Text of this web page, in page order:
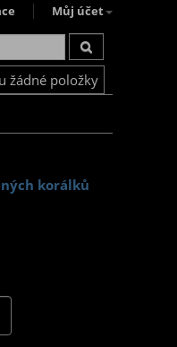
Můj účet
žádné položky
korálků